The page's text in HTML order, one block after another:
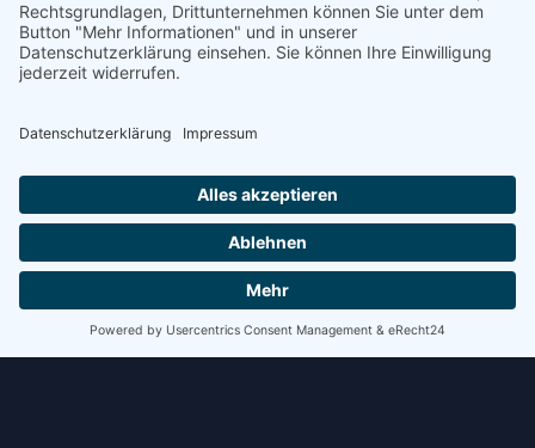
summiert sich das schnell.
WEITERLESEN »